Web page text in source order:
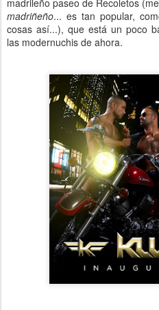
madriñeño... es tan popular,
cosas así...), que está un poco
las modernuchis de ahora.